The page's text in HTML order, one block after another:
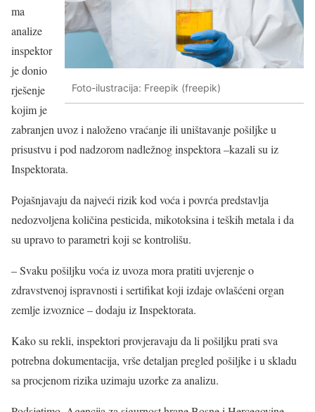
Foto-ilustracija: Freepik (freepik)
ma
analize
inspektor
je donio
rješenje
kojim je
zabranjen uvoz i naloženo vraćanje ili uništavanje pošiljke u
prisustvu i pod nadzorom nadležnog inspektora –kazali su iz
Inspektorata.
Pojašnjavaju da najveći rizik kod voća i povrća predstavlja
nedozvoljena količina pesticida, mikotoksina i teških metala i da
su upravo to parametri koji se kontrolišu.
– Svaku pošiljku voća iz uvoza mora pratiti uvjerenje o
zdravstvenoj ispravnosti i sertifikat koji izdaje ovlašćeni organ
zemlje izvoznice – dodaju iz Inspektorata.
Kako su rekli, inspektori provjeravaju da li pošiljku prati sva
potrebna dokumentacija, vrše detaljan pregled pošiljke i u skladu
sa procjenom rizika uzimaju uzorke za analizu.